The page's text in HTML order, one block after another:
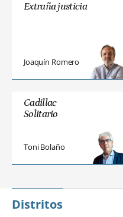
Extraña justicia
Joaquín Romero
Cadillac
Solitario
Toni Bolaño
Distritos